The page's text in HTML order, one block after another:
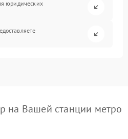
юридических
на Вашей станции метро